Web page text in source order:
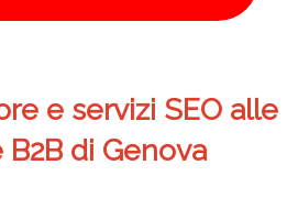
e servizi SEO alle
B2B di Genova